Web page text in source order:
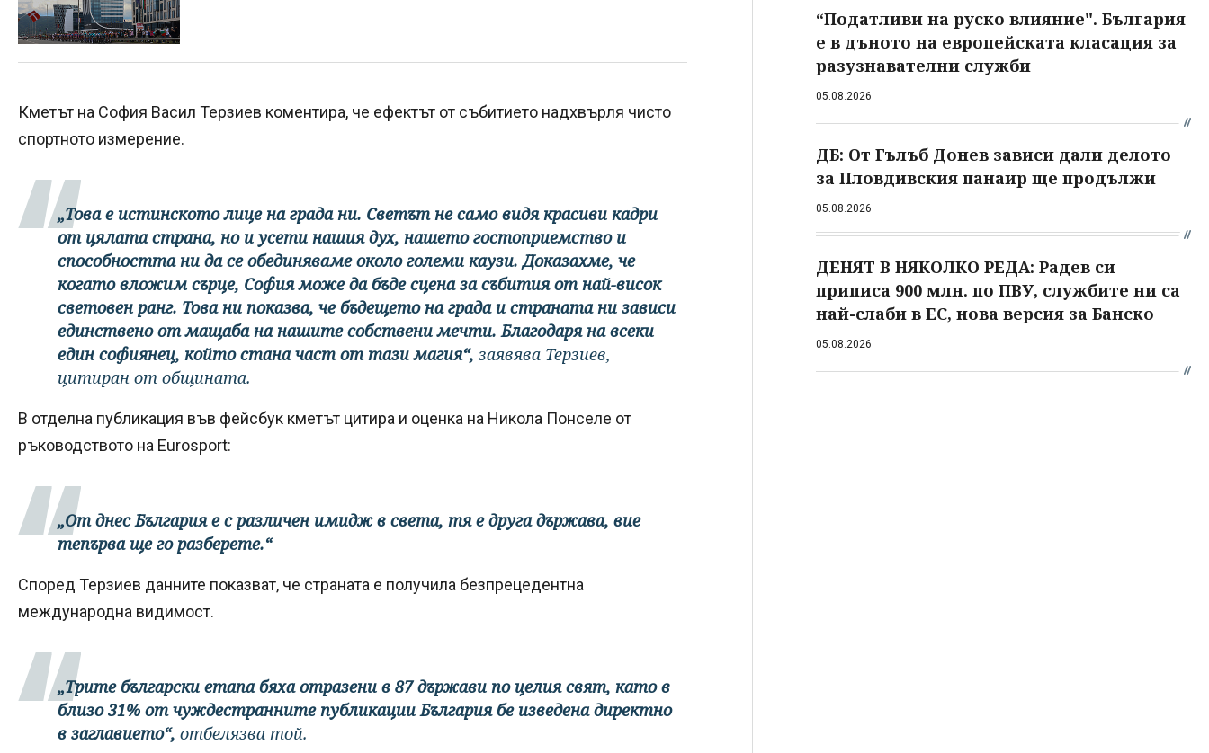
Кметът на София Васил Терзиев коментира, че ефектът от събитието надхвърля чисто
спортното измерение.
„Това е истинското лице на града ни. Светът не само видя красиви кадри
от цялата страна, но и усети нашия дух, нашето гостоприемство и
способността ни да се обединяваме около големи каузи. Доказахме, че
когато вложим сърце, София може да бъде сцена за събития от най-висок
световен ранг. Това ни показва, че бъдещето на града и страната ни зависи
единствено от мащаба на нашите собствени мечти. Благодаря на всеки
един софиянец, който стана част от тази магия“, заявява Терзиев,
цитиран от общината.
В отделна публикация във фейсбук кметът цитира и оценка на Никола Понселе от
ръководството на Eurosport:
„От днес България е с различен имидж в света, тя е друга държава, вие
тепърва ще го разберете.“
Според Терзиев данните показват, че страната е получила безпрецедентна
международна видимост.
„Трите български етапа бяха отразени в 87 държави по целия свят, като в
близо 31% от чуждестранните публикации България бе изведена директно
в заглавието“, отбелязва той.
“Податливи на руско влияние". България
е в дъното на европейската класация за
разузнавателни служби
05.08.2026
ДБ: От Гълъб Донев зависи дали делото
за Пловдивския панаир ще продължи
05.08.2026
ДЕНЯТ В НЯКОЛКО РЕДА: Радев си
приписа 900 млн. по ПВУ, службите ни са
най-слаби в ЕС, нова версия за Банско
05.08.2026